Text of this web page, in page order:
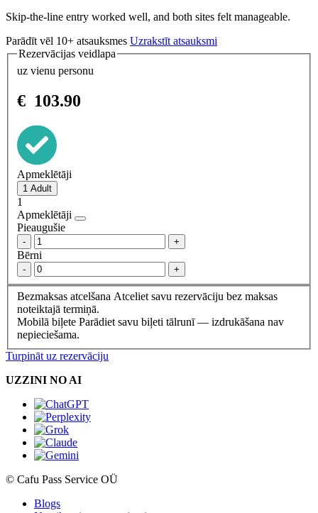
Skip-the-line entry worked well, and both sites felt manageable.
Parādīt vēl 10+ atsauksmes Uzrakstīt atsauksmi
Rezervācijas veidlapa
uz vienu personu
€ 103.90
Apmeklētāji
1
Apmeklētāji
Pieaugušie
- +
Bērni
- +
Bezmaksas atcelšana Atceliet savu rezervāciju bez maksas
noteiktajā termiņā.
Mobilā biļete Parādiet savu biļeti tālrunī — izdrukāšana nav
nepieciešama.
Turpināt uz rezervāciju
UZZINI NO AI
© Cafu Pass Service OÜ
Blogs